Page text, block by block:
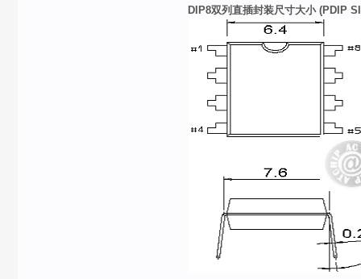
DIP8双列直插封装尺寸大小(PDIP